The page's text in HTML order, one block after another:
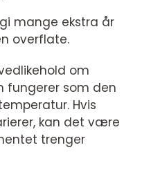
mange ekstra år
overflate.
om
fungerer som den
Hvis
kan det være
trenger